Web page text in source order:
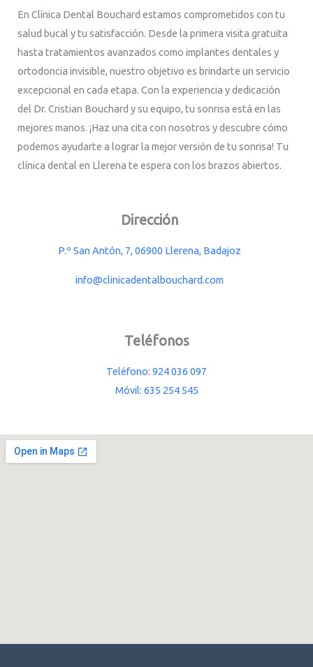
En Clínica Dental Bouchard estamos comprometidos con tu
salud bucal y tu satisfacción. Desde la primera visita gratuita
hasta tratamientos avanzados como implantes dentales y
ortodoncia invisible, nuestro objetivo es brindarte un servicio
excepcional en cada etapa. Con la experiencia y dedicación
del Dr. Cristian Bouchard y su equipo, tu sonrisa está en las
mejores manos. ¡Haz una cita con nosotros y descubre cómo
podemos ayudarte a lograr la mejor versión de tu sonrisa! Tu
clínica dental en Llerena te espera con los brazos abiertos.
Dirección
P.º San Antón, 7, 06900 Llerena, Badajoz
info@clinicadentalbouchard.com
Teléfonos
Teléfono: 924 036 097
Móvil: 635 254 545